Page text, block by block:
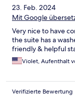
23. Feb. 2024
Mit Google
Very nice to have
the suite has a
friendly & helpful
Violet, Aufenthalt
Verifizierte Bewertung